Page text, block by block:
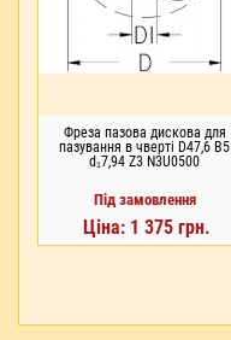
Фреза пазова дискова для
пазування в чверті D47,6 В5
d₁7,94 Z3 N3U0500
Під замовлення
Ціна: 1 375 грн.